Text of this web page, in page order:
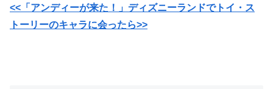
<<「アンディーが来た！」ディズニーランドでトイ・ス
トーリーのキャラに会ったら>>